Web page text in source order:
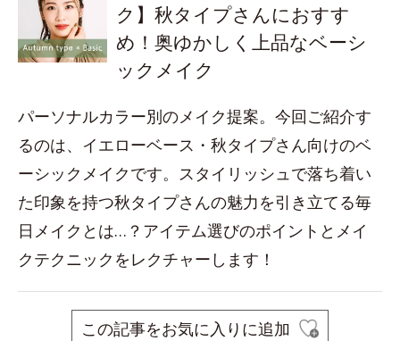
ク】秋タイプさんにおすす
め！奥ゆかしく上品なベーシ
ックメイク
パーソナルカラー別のメイク提案。今回ご紹介す
るのは、イエローベース・秋タイプさん向けのベ
ーシックメイクです。スタイリッシュで落ち着い
た印象を持つ秋タイプさんの魅力を引き立てる毎
日メイクとは…？アイテム選びのポイントとメイ
クテクニックをレクチャーします！
この記事をお気に入りに追加